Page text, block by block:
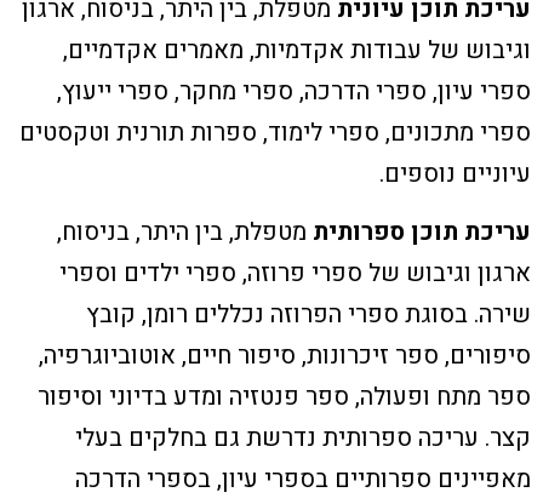
עריכת תוכן עיונית מטפלת, בין היתר, בניסוח, ארגון
וגיבוש של עבודות אקדמיות, מאמרים אקדמיים,
ספרי עיון, ספרי הדרכה, ספרי מחקר, ספרי ייעוץ,
ספרי מתכונים, ספרי לימוד, ספרות תורנית וטקסטים
עיוניים נוספים.
עריכת תוכן ספרותית מטפלת, בין היתר, בניסוח,
ארגון וגיבוש של ספרי פרוזה, ספרי ילדים וספרי
שירה. בסוגת ספרי הפרוזה נכללים רומן, קובץ
סיפורים, ספר זיכרונות, סיפור חיים, אוטוביוגרפיה,
ספר מתח ופעולה, ספר פנטזיה ומדע בדיוני וסיפור
קצר. עריכה ספרותית נדרשת גם בחלקים בעלי
מאפיינים ספרותיים בספרי עיון, בספרי הדרכה